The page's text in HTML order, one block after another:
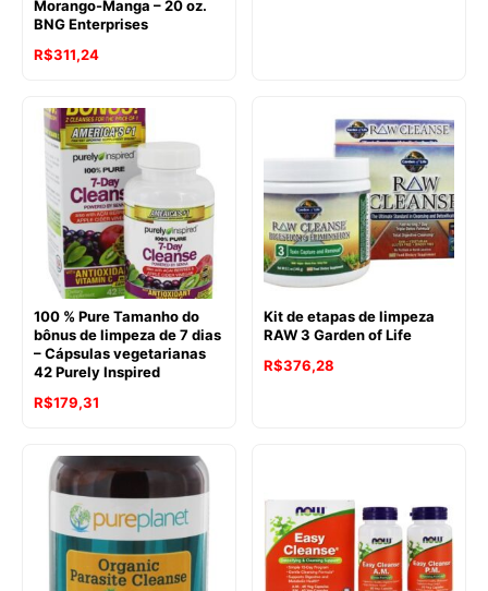
Morango-Manga – 20 oz.
BNG Enterprises
R$311,24
100 % Pure Tamanho do
bônus de limpeza de 7 dias
– Cápsulas vegetarianas
42 Purely Inspired
R$179,31
Kit de etapas de limpeza
RAW 3 Garden of Life
R$376,28